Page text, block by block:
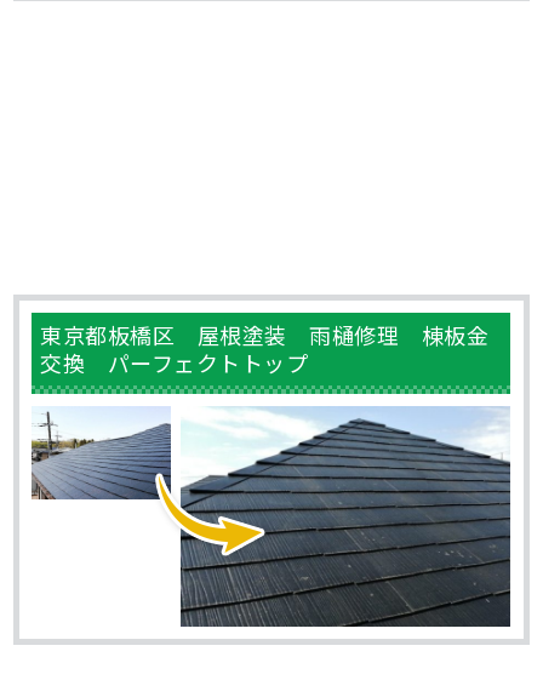
東京都板橋区 屋根塗装 雨樋修理 棟板金
交換 パーフェクトトップ